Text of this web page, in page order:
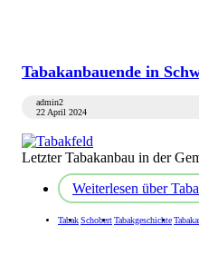
Tabakanbauende in
admin2
22 April 2024
Letzter Tabakanbau in der
Weiterlesen über
TabakSchobertTabakgeschichte